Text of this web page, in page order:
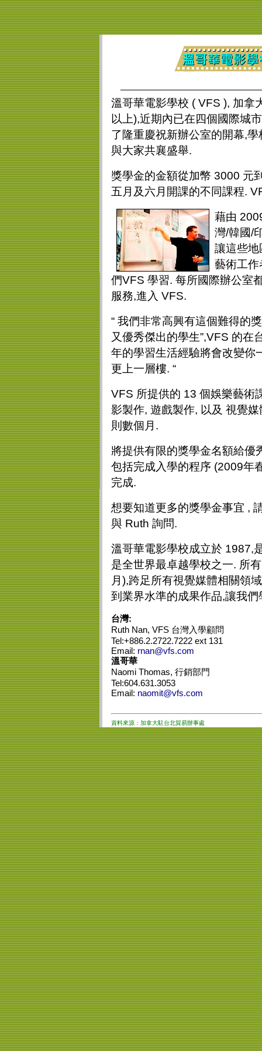
溫哥華電影學校 ( VFS ), 加拿
以上),近期內已在四個國際城
了隆重慶祝新辦公室的開幕,
與大家共襄盛舉.
獎學金的金額從加幣 3000 元
五月及六月開課的不同課程.
藉由
灣/韓國/
讓這些
藝術工
們VFS 學習. 每所國際辦公室
服務,進入 VFS.
“ 我們非常高興有這個難得的
又優秀傑出的學生”,VFS 的在
年的學習生活經驗將會改變你
更上一層樓. “
VFS 所提供的 13 個娛樂藝術
影製作, 遊戲製作, 以及 視覺
則數個月.
將提供有限的獎學金名額給優
包括完成入學的程序 (2009年
完成.
想要知道更多的獎學金事宜 ,
與 Ruth 詢問.
溫哥華電影學校成立於 1987,
是全世界最卓越學校之一. 所
月),跨足所有視覺媒體相關領
到業界水準的成果作品,讓我
台灣:
Ruth Nan, VFS 台灣入學顧問
Tel:+886.2.2722.7222 ext 131
Email: rnan@vfs.com
溫哥華
Naomi Thomas, 行銷部門
Tel:604.631.3053
Email: naomit@vfs.com
資料來源：加拿大駐台北貿易辦事處